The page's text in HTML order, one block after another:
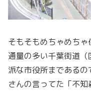
そもそもめちゃめち
通量の多い千葉街道
派な市役所まである
さんの言ってた「不